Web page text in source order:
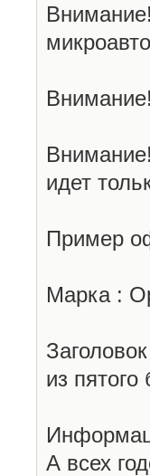
идет
Пример
Марка :
из пятого
А всех